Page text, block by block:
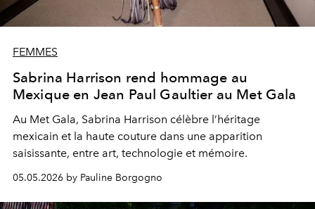
FEMMES
Sabrina Harrison rend hommage au
Mexique en Jean Paul Gaultier au Met Gala
Au Met Gala, Sabrina Harrison célèbre l’héritage
mexicain et la haute couture dans une apparition
saisissante, entre art, technologie et mémoire.
05.05.2026 by Pauline Borgogno